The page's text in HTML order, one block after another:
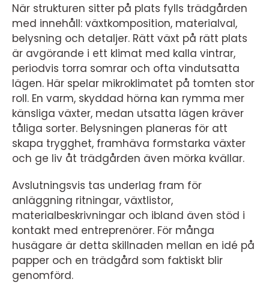
När strukturen sitter på plats fylls trädgården
med innehåll: växtkomposition, materialval,
belysning och detaljer. Rätt växt på rätt plats
är avgörande i ett klimat med kalla vintrar,
periodvis torra somrar och ofta vindutsatta
lägen. Här spelar mikroklimatet på tomten stor
roll. En varm, skyddad hörna kan rymma mer
känsliga växter, medan utsatta lägen kräver
tåliga sorter. Belysningen planeras för att
skapa trygghet, framhäva formstarka växter
och ge liv åt trädgården även mörka kvällar.
Avslutningsvis tas underlag fram för
anläggning ritningar, växtlistor,
materialbeskrivningar och ibland även stöd i
kontakt med entreprenörer. För många
husägare är detta skillnaden mellan en idé på
papper och en trädgård som faktiskt blir
genomförd.